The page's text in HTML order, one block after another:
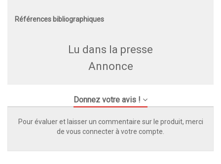
Références bibliographiques
Lu dans la presse
Annonce
Donnez votre avis !
Pour évaluer et laisser un commentaire sur le produit, merci
de vous connecter à votre compte.